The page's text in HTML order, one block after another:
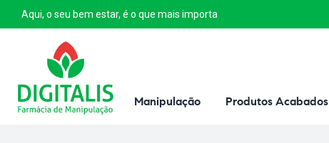
Aqui, o seu bem estar, é o que mais importa
Manipulação Produtos Acabados